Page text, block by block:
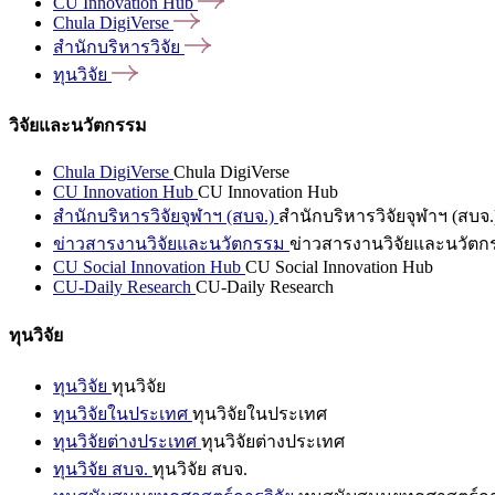
Chula DigiVerse
สำนักบริหารวิจัย
ทุนวิจัย
วิจัยและนวัตกรรม
Chula DigiVerse Chula DigiVerse
CU Innovation Hub CU Innovation Hub
สำนักบริหารวิจัยจุฬาฯ (สบจ.) สำนักบริหารวิจัยจุฬาฯ (สบจ
ข่าวสารงานวิจัยและนวัตกรรม ข่าวสารงานวิจัยและนวัตก
CU Social Innovation Hub CU Social Innovation Hub
CU-Daily Research CU-Daily Research
ทุนวิจัย
ทุนวิจัย ทุนวิจัย
ทุนวิจัยในประเทศ ทุนวิจัยในประเทศ
ทุนวิจัยต่างประเทศ ทุนวิจัยต่างประเทศ
ทุนวิจัย สบจ. ทุนวิจัย สบจ.